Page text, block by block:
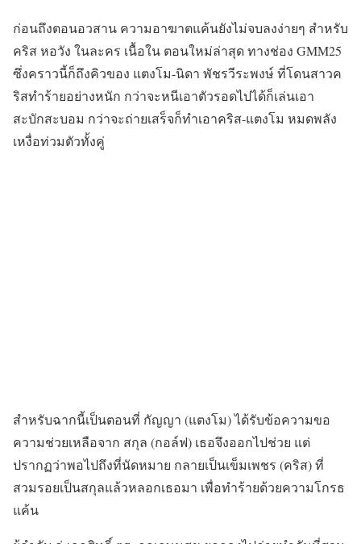
ก่อนถึงตอนอวสาน ความอาฆาตแค้นยังไม่จบลงง่ายๆ สำหรับ
คริส หอวัง ในละคร เนื้อใน ตอนใหม่ล่าสุด ทางช่อง GMM25
ซึ่งคราวนี้ก็ถึงคิวของ แตงโม-นิดา พัชรวีระพงษ์ ที่โดนสาวค
ริสทำร้ายอย่างหนัก กว่าจะหนีเอาตัวรอดไปได้ก็เล่นเอา
สะบักสะบอม กว่าจะถ่ายเสร็จก็ทำเอาคริส-แตงโม หมดพลัง
เหงื่อท่วมตัวทั้งคู่
สำหรับฉากนี้เป็นตอนที่ กัญญา (แตงโม) ได้รับข้อความขอ
ความช่วยเหลือจาก สกุล (กอล์ฟ) เธอจึงออกไปช่วย แต่
ปรากฏว่าพอไปถึงที่นัดหมาย กลายเป็นเข็มเพชร (คริส) ที่
สวมรอยเป็นสกุลแล้วหลอกเธอมา เพื่อทำร้ายด้วยความโกรธ
แค้น